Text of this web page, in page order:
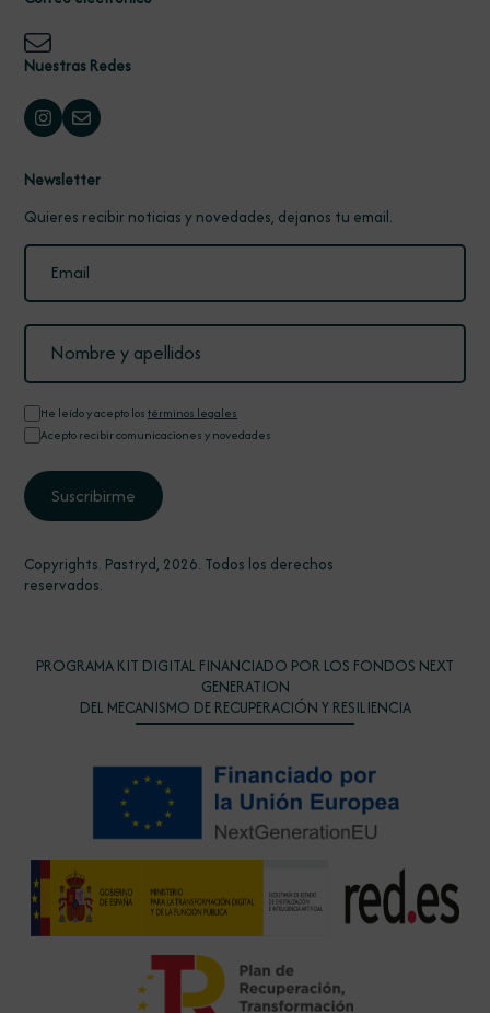
Nuestras Redes
Newsletter
Quieres recibir noticias y novedades, dejanos tu email.
He leído y acepto lostérminos legales
Acepto recibir comunicaciones y novedades
Copyrights. Pastryd, 2026. Todos los derechos
reservados.
PROGRAMA KIT DIGITAL FINANCIADO POR LOS FONDOS NEXT
GENERATION
DEL MECANISMO DE RECUPERACIÓN Y RESILIENCIA